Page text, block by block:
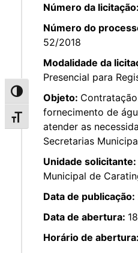
Alternar alto contraste
Alternar tamanho da fonte
Número da licitação:
Número do
52/2018
Modalidade da
Presencial para
Objeto:
fornecimento de
atender as
Secretarias
Unidade solicitante:
Municipal de
Data de publicação:
Data de abertura:
Horário de abertura: